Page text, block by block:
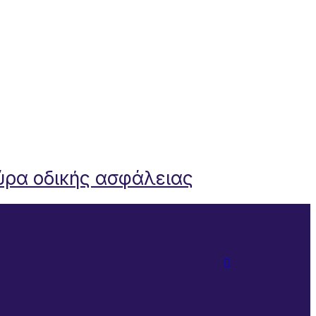
οδικής ασφάλειας